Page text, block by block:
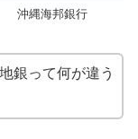
沖縄海邦銀行
銀って何が違う